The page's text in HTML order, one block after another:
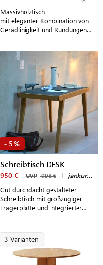
Massivholztisch
mit eleganter Kombination von
Geradlinigkeit und Rundungen -
- 5 %
Schreibtisch DESK
950 € UVP 998 € | jankurtz
Gut durchdacht gestalteter
Schreibtisch mit großzügiger
Trägerplatte und integrierter
Eichenholz und schwarzem
Linoleum
3 Varianten